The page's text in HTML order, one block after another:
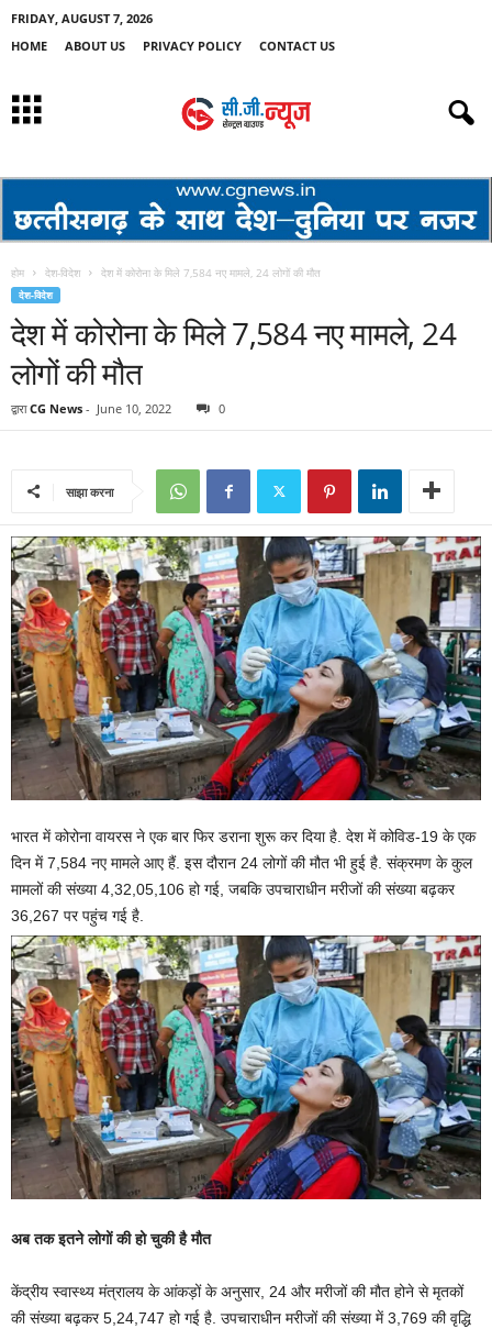
FRIDAY, AUGUST 7, 2026
HOME
ABOUT US PRIVACY POLICY CONTACT US
होम देश-विदेश देश में कोरोना के मिले 7,584 नए मामले, 24 लोगों की मौत
देश-विदेश
देश में कोरोना के मिले 7,584 नए मामले, 24
लोगों की मौत
द्वारा CG News - June 10, 2022 0
साझा करना
भारत में कोरोना वायरस ने एक बार फिर डराना शुरू कर दिया है. देश में कोविड-19 के एक
दिन में 7,584 नए मामले आए हैं. इस दौरान 24 लोगों की मौत भी हुई है. संक्रमण के कुल
मामलों की संख्या 4,32,05,106 हो गई, जबकि उपचाराधीन मरीजों की संख्या बढ़कर
36,267 पर पहुंच गई है.
अब तक इतने लोगों की हो चुकी है मौत
केंद्रीय स्वास्थ्य मंत्रालय के आंकड़ों के अनुसार, 24 और मरीजों की मौत होने से मृतकों
की संख्या बढ़कर 5,24,747 हो गई है. उपचाराधीन मरीजों की संख्या में 3,769 की वृद्धि